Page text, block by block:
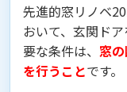
先進的窓リノベ
おいて、玄関ド
要な条件は、 窓
を行うことです。